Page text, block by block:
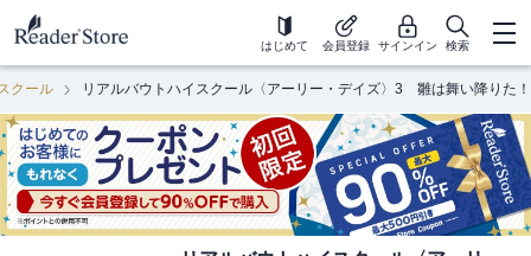
はじめて 会員登録 サインイン 検索
クール リアルバウトハイスクール〈アーリー・デイズ〉3 雛は舞い降りた！